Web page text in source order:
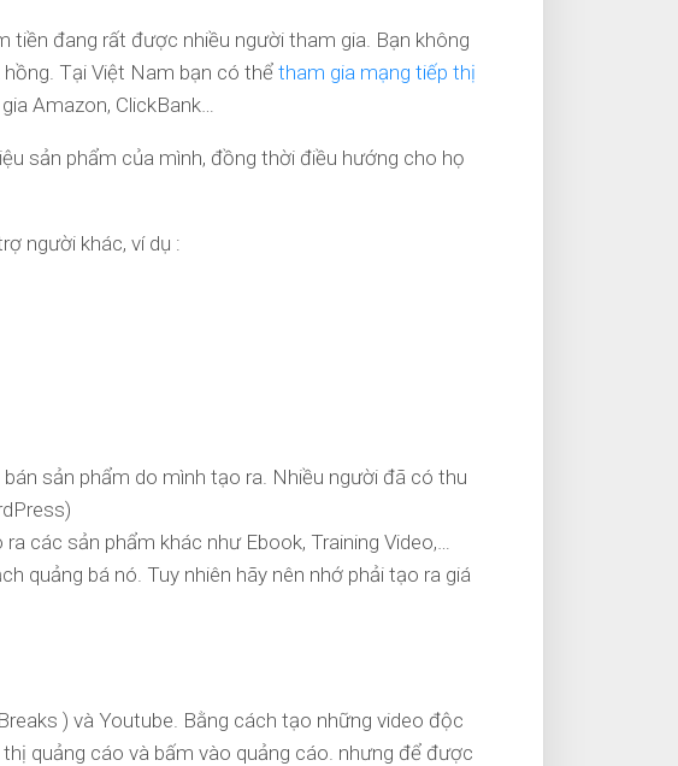
tiền đang rất được nhiều người tham gia. Bạn không
Tại Việt Nam bạn có thể tham gia mạng tiếp thị
Amazon, ClickBank…
sản phẩm của mình, đồng thời điều hướng cho họ
người khác, ví dụ :
sản phẩm do mình tạo ra. Nhiều người đã có thu
các sản phẩm khác như Ebook, Training Video,…
quảng bá nó. Tuy nhiên hãy nên nhớ phải tạo ra giá
) và Youtube. Bằng cách tạo những video độc
quảng cáo và bấm vào quảng cáo. nhưng để được